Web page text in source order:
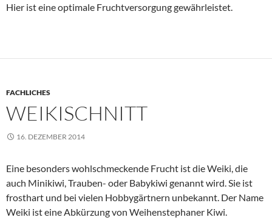
Hier ist eine optimale Fruchtversorgung gewährleistet.
FACHLICHES
WEIKISCHNITT
16. DEZEMBER 2014
Eine besonders wohlschmeckende Frucht ist die Weiki, die
auch Minikiwi, Trauben- oder Babykiwi genannt wird. Sie ist
frosthart und bei vielen Hobbygärtnern unbekannt. Der Name
Weiki ist eine Abkürzung von Weihenstephaner Kiwi.